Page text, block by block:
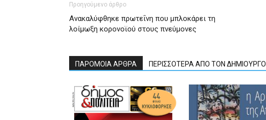
Προηγούμενο άρθρο
Ανακαλύφθηκε πρωτεΐνη που μπλοκάρει τη
λοίμωξη κορονοϊού στους πνεύμονες
ΠΑΡΟΜΟΙΑ ΑΡΘΡΑ ΠΕΡΙΣΣΟΤΕΡΑ ΑΠΟ ΤΟΝ ΔΗΜΙΟΥΡΓΟ